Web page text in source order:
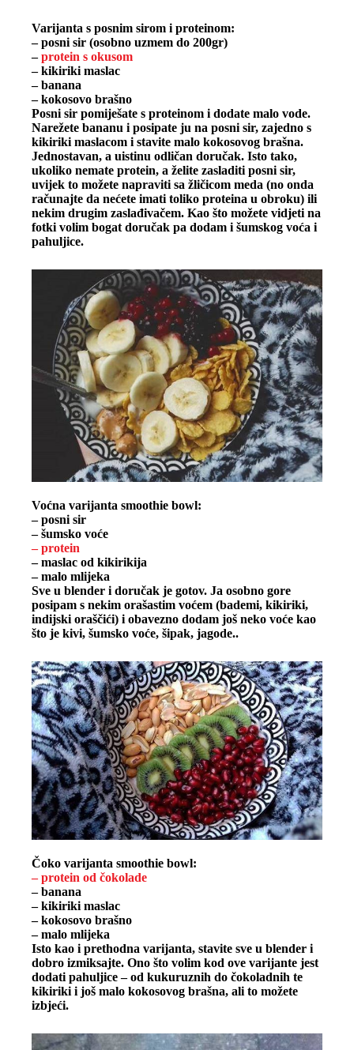
Varijanta s posnim sirom i proteinom:
– posni sir (osobno uzmem do 200gr)
–protein s okusom
– kikiriki maslac
– banana
– kokosovo brašno
Posni sir pomiješate s proteinom i dodate malo vode.
Narežete bananu i posipate ju na posni sir, zajedno s
kikiriki maslacom i stavite malo kokosovog brašna.
Jednostavan, a uistinu odličan doručak. Isto tako,
ukoliko nemate protein, a želite zasladiti posni sir,
uvijek to možete napraviti sa žličicom meda (no onda
računajte da nećete imati toliko proteina u obroku) ili
nekim drugim zaslađivačem. Kao što možete vidjeti na
fotki volim bogat doručak pa dodam i šumskog voća i
pahuljice.
Voćna varijanta smoothie bowl:
– posni sir
– šumsko voće
– protein
– maslac od kikirikija
– malo mlijeka
Sve u blender i doručak je gotov. Ja osobno gore
posipam s nekim orašastim voćem (bademi, kikiriki,
indijski oraščići) i obavezno dodam još neko voće kao
što je kivi, šumsko voće, šipak, jagode..
Čoko varijanta smoothie bowl:
– protein od čokolade
– banana
– kikiriki maslac
– kokosovo brašno
– malo mlijeka
Isto kao i prethodna varijanta, stavite sve u blender i
dobro izmiksajte. Ono što volim kod ove varijante jest
dodati pahuljice – od kukuruznih do čokoladnih te
kikiriki i još malo kokosovog brašna, ali to možete
izbjeći.